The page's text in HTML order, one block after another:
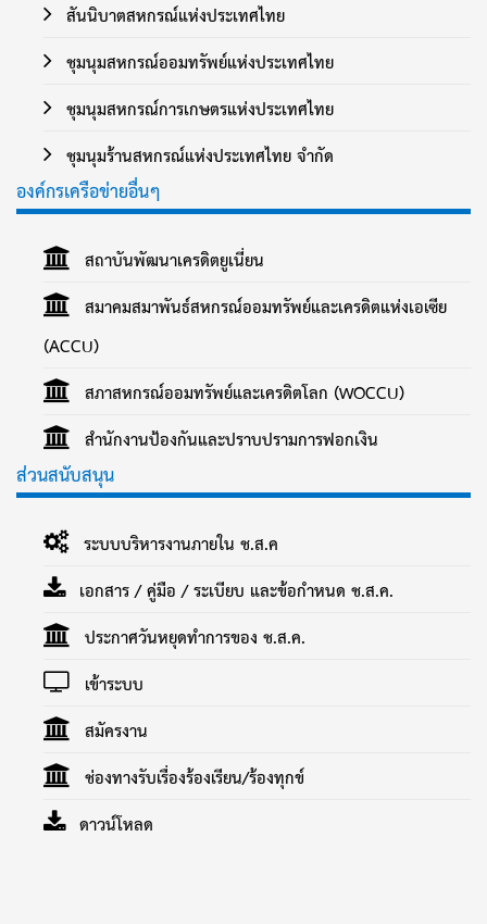
สันนิบาตสหกรณ์แห่งประเทศไทย
ชุมนุมสหกรณ์ออมทรัพย์แห่งประเทศไทย
ชุมนุมสหกรณ์การเกษตรแห่งประเทศไทย
ชุมนุมร้านสหกรณ์แห่งประเทศไทย จำกัด
องค์กรเครือข่ายอื่นๆ
สถาบันพัฒนาเครดิตยูเนี่ยน
สมาคมสมาพันธ์สหกรณ์ออมทรัพย์และเครดิตแห่งเอเซีย
(ACCU)
สภาสหกรณ์ออมทรัพย์และเครดิตโลก (WOCCU)
สำนักงานป้องกันและปราบปรามการฟอกเงิน
ส่วนสนับสนุน
ระบบบริหารงานภายใน ช.ส.ค
เอกสาร / คู่มือ / ระเบียบ และข้อกำหนด ช.ส.ค.
ประกาศวันหยุดทำการของ ช.ส.ค.
เข้าระบบ
สมัครงาน
ช่องทางรับเรื่องร้องเรียน/ร้องทุกข์
ดาวน์โหลด